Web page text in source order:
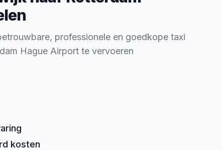
professionele en goedkope taxi
Hague Airport te vervoeren
kosten